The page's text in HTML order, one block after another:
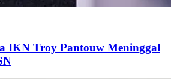
IKN Troy Pantouw Meninggal